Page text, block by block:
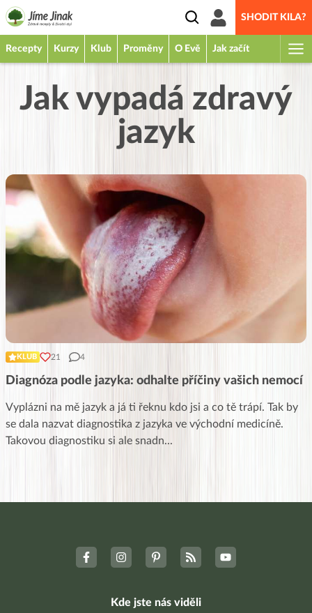
SHODIT KILA?
Recepty Kurzy Klub Proměny O Evě Jak začít
Jak vypadá zdravý
jazyk
KLUB 21 4
Diagnóza podle jazyka: odhalte příčiny vašich nemocí
Vyplázni na mě jazyk a já ti řeknu kdo jsi a co tě trápí. Tak by
se dala nazvat diagnostika z jazyka ve východní medicíně.
Takovou diagnostiku si ale snadn...
Kde jste nás viděli